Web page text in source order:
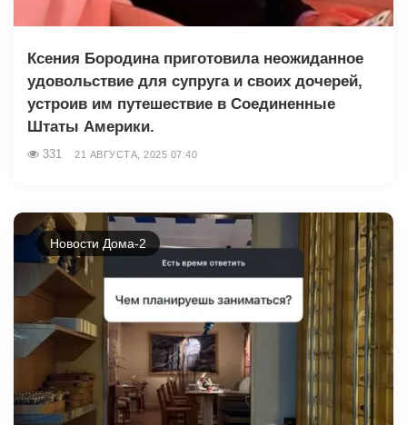
Ксения Бородина приготовила неожиданное
удовольствие для супруга и своих дочерей,
устроив им путешествие в Соединенные
Штаты Америки.
331 21 АВГУСТА, 2025 07:40
Новости Дома-2